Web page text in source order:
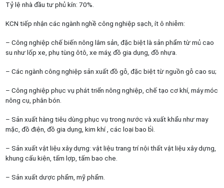
Tỷ lệ nhà đầu tư phủ kín: 70%.
KCN tiếp nhận các ngành nghề công nghiệp sạch, ít ô nhiễm:
– Công nghiệp chế biến nông lâm sản, đặc biệt là sản phẩm từ mủ cao
su như lốp xe, phụ tùng ôtô, xe máy, đồ gia dụng, đồ nhựa.
– Các ngành công nghiệp sản xuất đồ gỗ, đặc biệt từ nguồn gỗ cao su;
– Công nghiệp phục vụ phát triển nông nghiệp, chế tạo cơ khí, máy móc
nông cụ, phân bón.
– Sản xuất hàng tiêu dùng phục vụ trong nước và xuất khẩu như may
mặc, đồ điện, đồ gia dụng, kim khí , các loại bao b́ì.
– Sản xuất vật liệu xây dựng: vật liệu trang trí nội thất vật liệu xây dựng,
khung cấu kiện, tấm lợp, tấm bao che.
– Sản xuất dược phẩm, mỹ phẩm.